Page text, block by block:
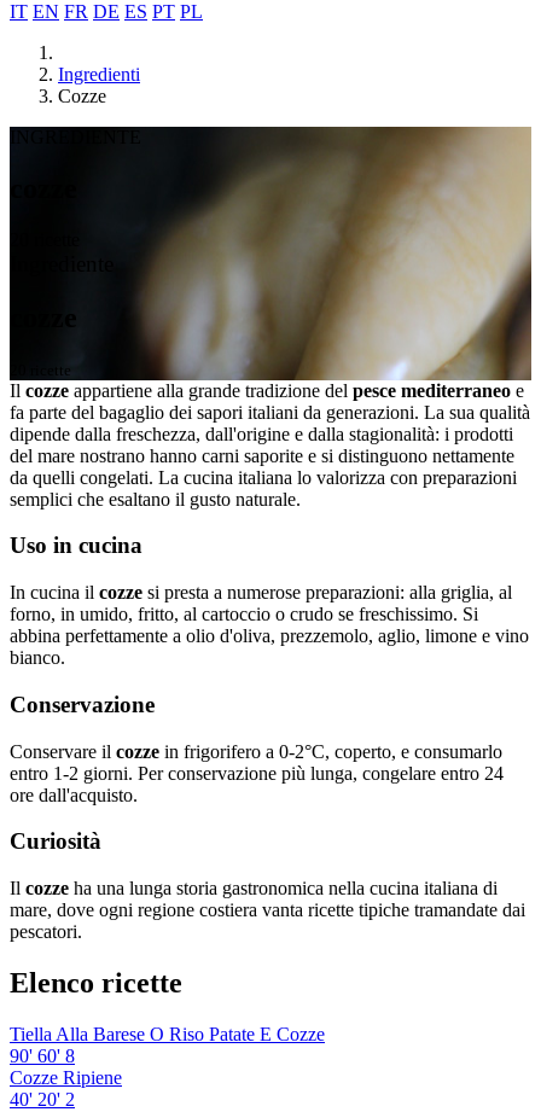
IT EN FR DE ES PT PL
Ingredienti
Cozze
20 ricette
Il cozze appartiene alla grande tradizione del pesce mediterraneo e
fa parte del bagaglio dei sapori italiani da generazioni. La sua qualità
dipende dalla freschezza, dall'origine e dalla stagionalità: i prodotti
del mare nostrano hanno carni saporite e si distinguono nettamente
da quelli congelati. La cucina italiana lo valorizza con preparazioni
semplici che esaltano il gusto naturale.
Uso in cucina
In cucina il cozze si presta a numerose preparazioni: alla griglia, al
forno, in umido, fritto, al cartoccio o crudo se freschissimo. Si
abbina perfettamente a olio d'oliva, prezzemolo, aglio, limone e vino
bianco.
Conservazione
Conservare il cozze in frigorifero a 0-2°C, coperto, e consumarlo
entro 1-2 giorni. Per conservazione più lunga, congelare entro 24
ore dall'acquisto.
Curiosità
Il cozze ha una lunga storia gastronomica nella cucina italiana di
mare, dove ogni regione costiera vanta ricette tipiche tramandate dai
pescatori.
Elenco ricette
Tiella Alla Barese O Riso Patate E Cozze
90' 60' 8
Cozze Ripiene
40' 20' 2